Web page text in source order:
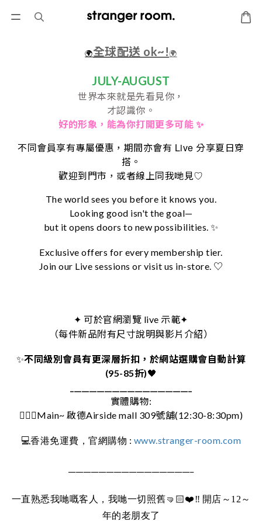
🌍全球配送 ok~!🌍
JULY-AUGUST
世界本來就是先看見你，
才認識你。
好的形象， 能為你打開更多可能 ✨
不同會員享有專屬優惠，期間亦會有 Live分享夏日穿
搭。
歡迎到門市，或者線上同我哋見♡
The world sees you before it knows you.
Looking good isn't the goal—
but it opens doors to new possibilities. ✨
Exclusive offers for every membership tier.
Join our Live sessions or visit us in-store. ♡
✦ 可於官網瀏覽 live 示範✦
（每件新品附有尺寸說明與影片介紹）
✨不同級別會員有更深層折扣，於網站選購會自動計算
(95-85折)🖤
實體購物:
🚶🏻‍♀️Main~ 啟德Airside mall 309號舖(12:30-8:30pm)
💻香港免運費，官網購物 : www.stranger-room.com
一直熟悉我哋嘅客人，我哋一切照舊🤜🏻❤️‼️ 開店～12～
年的老朋友了